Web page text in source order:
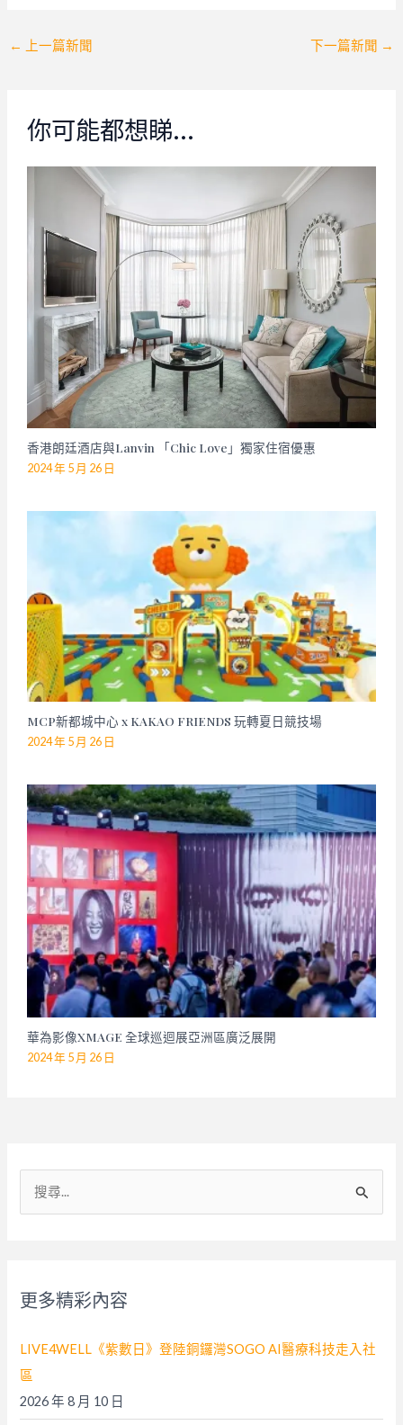
Post
← 上一篇新聞 下一篇新聞 →
你可能都想睇…
香港朗廷酒店與Lanvin 「Chic Love」獨家住宿優惠
2024 年 5 月 26 日
MCP新都城中心 x KAKAO FRIENDS 玩轉夏日競技場
2024 年 5 月 26 日
華為影像XMAGE 全球巡迴展亞洲區廣泛展開
2024 年 5 月 26 日
:
更多精彩內容
LIVE4WELL《紫數日》登陸銅鑼灣SOGO AI醫療科技走入社
區
2026 年 8 月 10 日